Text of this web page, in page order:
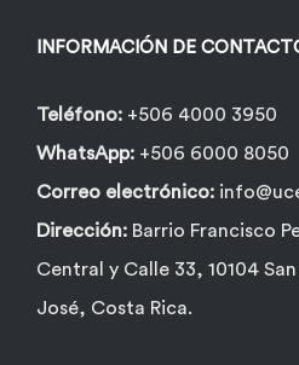
INFORMACIÓN DE
Teléfono: +506 4000 3950
WhatsApp: +506 6000 8050
Correo electrónico:
Dirección: Barrio Francisco
Central y Calle 33, 10104
José, Costa Rica.